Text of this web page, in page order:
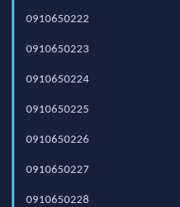
0910650222
0910650223
0910650224
0910650225
0910650226
0910650227
0910650228